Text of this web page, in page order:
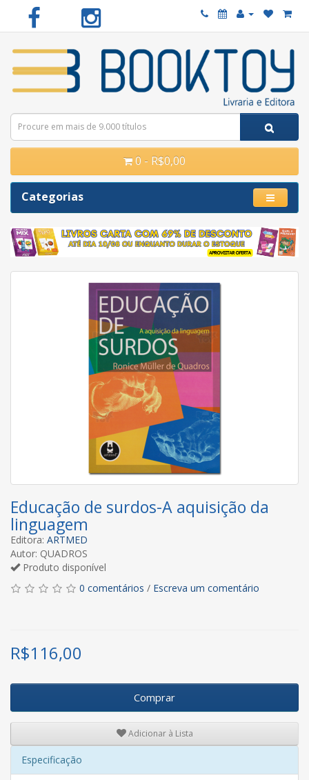
0 - R$0,00
Categorias
Educação de surdos-A aquisição da
linguagem
Editora: ARTMED
Autor: QUADROS
Produto disponível
0 comentários / Escreva um comentário
R$116,00
Comprar
Adicionar à Lista
Especificação